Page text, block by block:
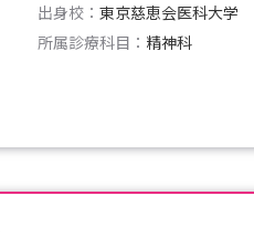
出身校： 東京慈恵会医科大学
所属診療科目： 精神科